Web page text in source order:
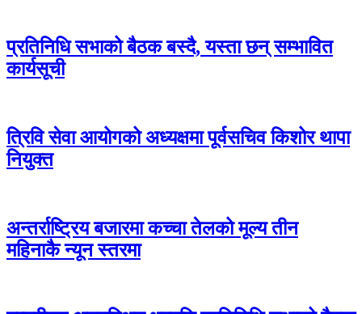
प्रतिनिधि सभाको बैठक बस्दै, यस्ता छन् सम्भावित
कार्यसूची
त्रिवि सेवा आयोगको अध्यक्षमा पूर्वसचिव किशोर थापा
नियुक्त
अन्तर्राष्ट्रिय बजारमा कच्चा तेलको मूल्य तीन
महिनाकै न्यून स्तरमा